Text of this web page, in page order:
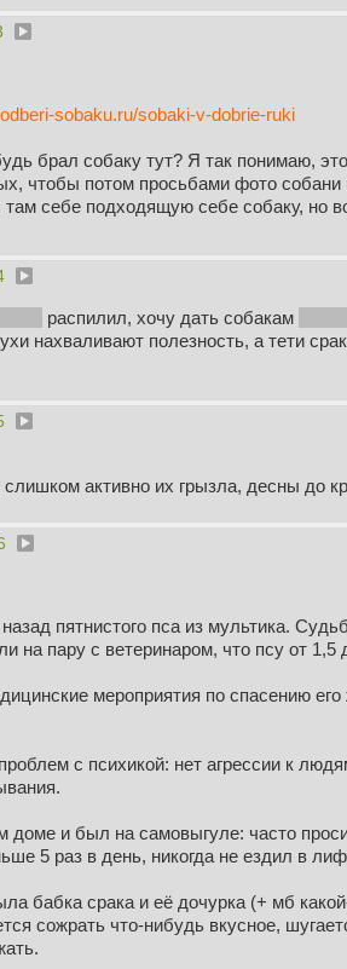
sobaku.ru/sobaki-v-dobrie-ruki
брал собаку тут? Я так понимаю,
чтобы потом просьбами фото собани
себе подходящую себе собаку, но
распилил, хочу дать собакам
нахваливают полезность, а тети
активно их грызла, десны до
пятнистого пса из мультика.
на пару с ветеринаром, что псу от 1,5
мероприятия по спасению
с психикой: нет агрессии к
доме и был на самовыгуле: часто
5 раз в день, никогда не ездил в
бабка срака и её дочурка (+ мб
сожрать что-нибудь вкусное,